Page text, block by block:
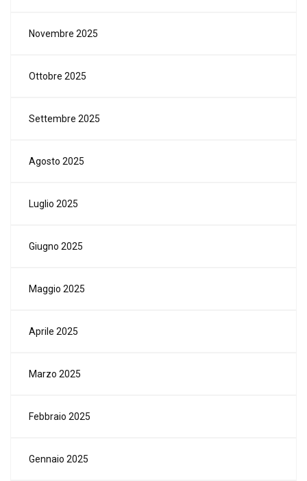
Novembre 2025
Ottobre 2025
Settembre 2025
Agosto 2025
Luglio 2025
Giugno 2025
Maggio 2025
Aprile 2025
Marzo 2025
Febbraio 2025
Gennaio 2025